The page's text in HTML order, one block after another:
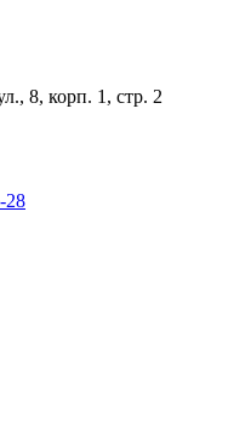
8, корп. 1, стр. 2
28